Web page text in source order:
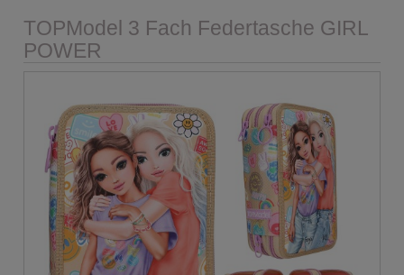
TOPModel 3 Fach Federtasche GIRL
POWER